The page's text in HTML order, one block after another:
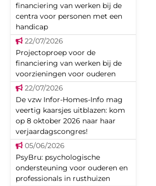
financiering van werken bij de
centra voor personen met een
handicap
22/07/2026
Projectoproep voor de
financiering van werken bij de
voorzieningen voor ouderen
22/07/2026
De vzw Infor-Homes-Info mag
veertig kaarsjes uitblazen: kom
op 8 oktober 2026 naar haar
verjaardagscongres!
05/06/2026
PsyBru: psychologische
ondersteuning voor ouderen en
professionals in rusthuizen